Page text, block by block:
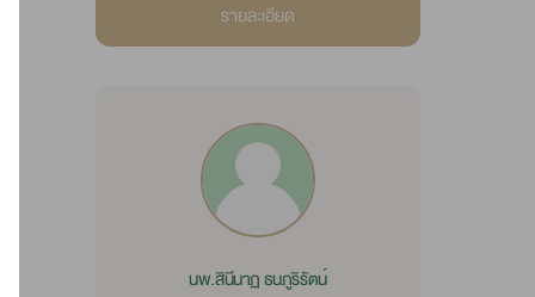
รายละเอียด
นพ.สินีนาฏ ธนภูริรัตน์